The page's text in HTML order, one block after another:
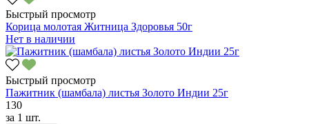
Быстрый просмотр
Корица молотая Житница Здоровья 50г
Нет в наличии
Быстрый просмотр
Пажитник (шамбала) листья Золото Индии 25г
130
за 1 шт.